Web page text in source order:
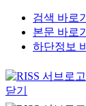
검색 바로
본문 바로
하단정보
닫기